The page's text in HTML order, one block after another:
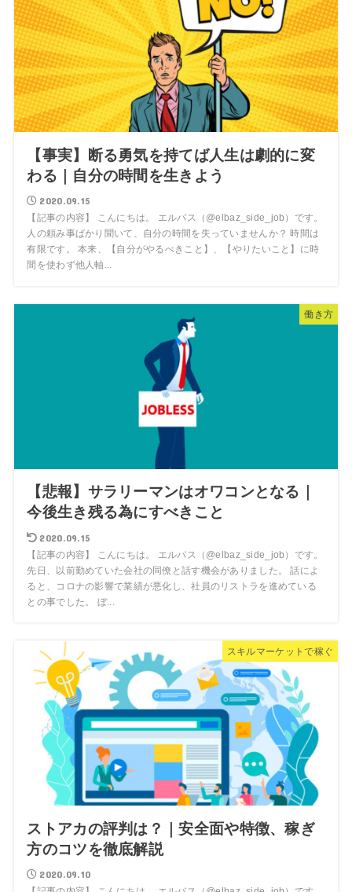
【事実】断る勇気を持てば人生は劇的に変
わる｜自分の時間を生きよう
2020.09.15
【記事の内容】 こんにちは。 エルバス（@elbaz_side_job）です。
人の頼み事ばかり聞いて、自分の時間を失っていませんか？ 時間は
有限です。 本来、【自分がやるべきこと】、【やりたいこと】に時
間を使わず他人軸...
働き方
【悲報】サラリーマンはオワコンとなる｜
今後生き残る為にすべきこと
2020.09.15
【記事の内容】 こんにちは。 エルバス（@elbaz_side_job）です。
先日、以前勤めていた会社の同僚と話す機会がありました。 話によ
ると、コロナの影響で業績が悪化し、社員のリストラを進めている
との事でした。 ぼ...
スキルマーケットで稼ぐ
ストアカの評判は？｜安全面や特徴、稼ぎ
方のコツを徹底解説
2020.09.10